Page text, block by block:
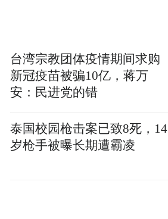
台湾宗教团体疫情期间求购
新冠疫苗被骗10亿，蒋万
安：民进党的错
泰国校园枪击案已致8死，14
岁枪手被曝长期遭霸凌